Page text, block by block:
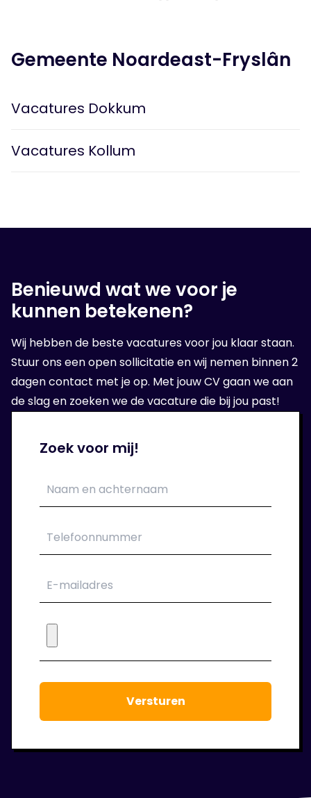
Gemeente Noardeast-Fryslân
Vacatures Dokkum
Vacatures Kollum
Zoek voor mij!
Benieuwd wat we voor je
kunnen betekenen?
Wij hebben de beste vacatures voor jou klaar staan.
Stuur ons een open sollicitatie en wij nemen binnen 2
dagen contact met je op. Met jouw CV gaan we aan
de slag en zoeken we de vacature die bij jou past!